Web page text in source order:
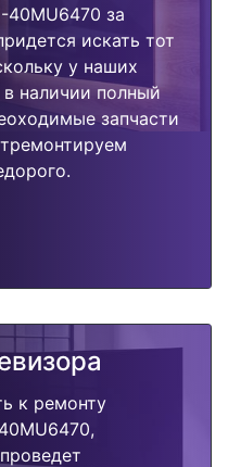
40MU6470 за
искать тот
у наших
наличии полный
запчасти
к ремонту